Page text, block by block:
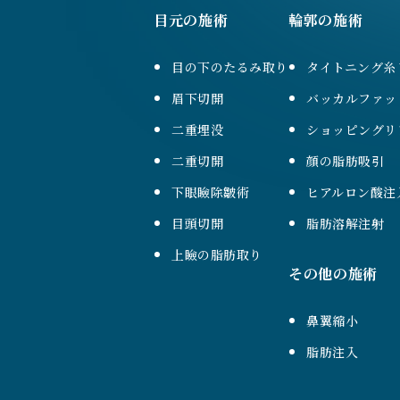
目元の施術
目の下のたるみ取り
眉下切開
二重埋没
二重切開
下眼瞼除皺術
目頭切開
上瞼の脂肪取り
輪郭の施術
タイトニング
バッカルファ
ショッピング
顔の脂肪吸引
ヒアルロン酸注
脂肪溶解注射
その他の施術
鼻翼縮小
脂肪注入